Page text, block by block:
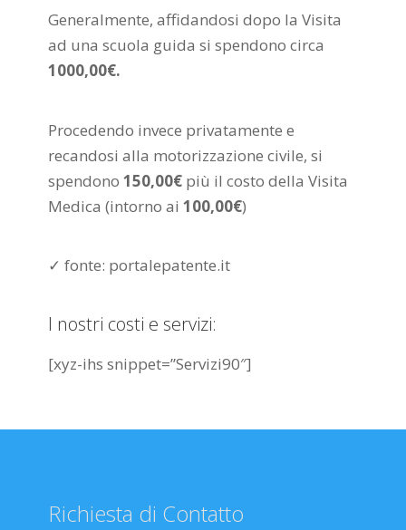
Generalmente, affidandosi dopo la Visita
ad una scuola guida si spendono circa
1000,00€.
Procedendo invece privatamente e
recandosi alla motorizzazione civile, si
spendono 150,00€più il costo della Visita
Medica (intorno ai 100,00€)
✓ fonte: portalepatente.it
I nostri costi e servizi:
[xyz-ihs snippet=”Servizi90″]
Richiesta di Contatto